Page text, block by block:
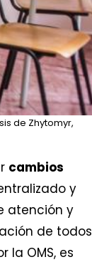
de Zhytomyr,
cambios
y
atención y
de todos
OMS, es